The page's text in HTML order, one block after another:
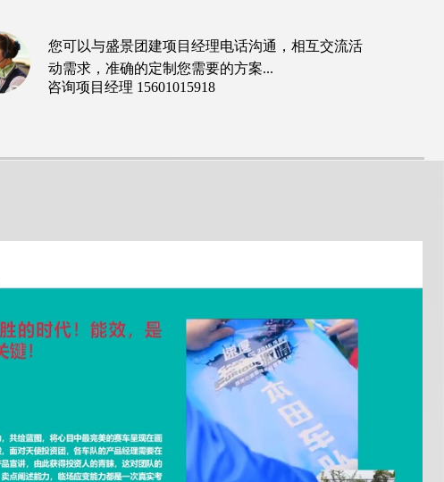
您可以与盛景团建项目经理电话沟通，相互交流活
动需求，准确的定制您需要的方案...
咨询项目经理 15601015918